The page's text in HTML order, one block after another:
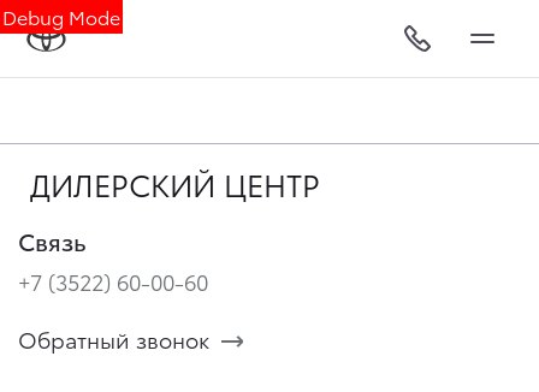
Debug Mode
ДИЛЕРСКИЙ ЦЕНТР
Связь
+7 (3522) 60-00-60
Обратный звонок